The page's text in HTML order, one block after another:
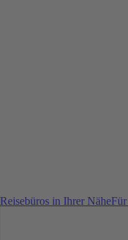
Reisebüros in Ihrer Nähe